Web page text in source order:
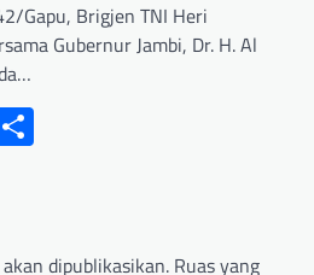
Gapu, Brigjen TNI Heri
Gubernur Jambi, Dr. H. Al
dipublikasikan. Ruas yang